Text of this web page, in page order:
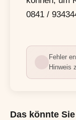
0841 /
Fehler
Hinweis
Das könnte